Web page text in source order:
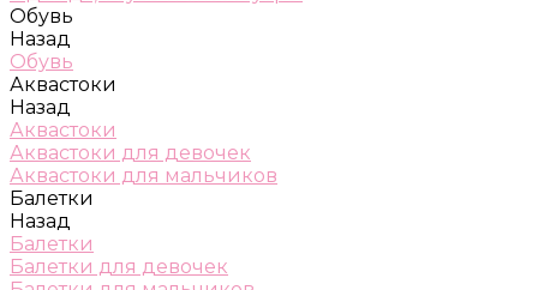
Обувь
Назад
Обувь
Аквастоки
Назад
Аквастоки
Аквастоки для девочек
Аквастоки для мальчиков
Балетки
Назад
Балетки
Балетки для девочек